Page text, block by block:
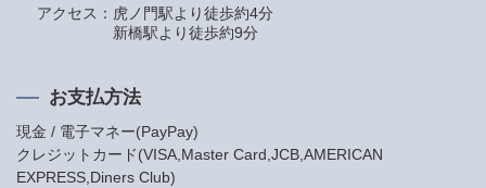
アクセス： 虎ノ門駅より徒歩約4分
新橋駅より徒歩約9分
お支払方法
現金 / 電子マネー(PayPay)
クレジットカード(VISA,Master Card,JCB,AMERICAN
EXPRESS,Diners Club)